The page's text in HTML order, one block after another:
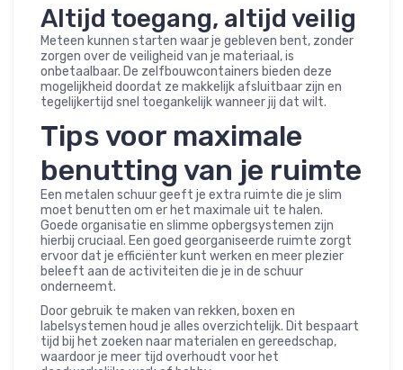
Altijd toegang, altijd veilig
Meteen kunnen starten waar je gebleven bent, zonder
zorgen over de veiligheid van je materiaal, is
onbetaalbaar. De zelfbouwcontainers bieden deze
mogelijkheid doordat ze makkelijk afsluitbaar zijn en
tegelijkertijd snel toegankelijk wanneer jij dat wilt.
Tips voor maximale
benutting van je ruimte
Een metalen schuur geeft je extra ruimte die je slim
moet benutten om er het maximale uit te halen.
Goede organisatie en slimme opbergsystemen zijn
hierbij cruciaal. Een goed georganiseerde ruimte zorgt
ervoor dat je efficiënter kunt werken en meer plezier
beleeft aan de activiteiten die je in de schuur
onderneemt.
Door gebruik te maken van rekken, boxen en
labelsystemen houd je alles overzichtelijk. Dit bespaart
tijd bij het zoeken naar materialen en gereedschap,
waardoor je meer tijd overhoudt voor het